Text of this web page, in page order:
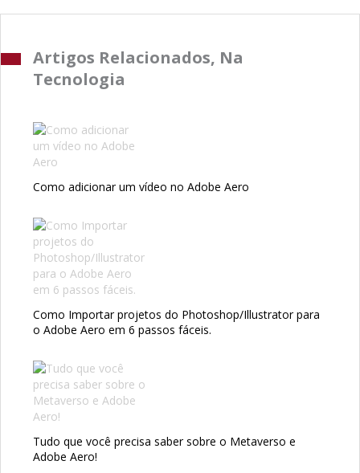
Artigos Relacionados, Na
Tecnologia
Como adicionar um vídeo no Adobe Aero
Como Importar projetos do Photoshop/Illustrator para
o Adobe Aero em 6 passos fáceis.
Tudo que você precisa saber sobre o Metaverso e
Adobe Aero!